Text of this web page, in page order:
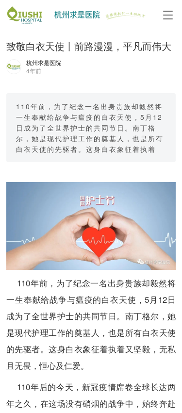
T
g
致敬白衣天使丨前路漫漫，平凡而伟大
杭州求是医院
4年前
110年前，为了纪念一名出身贵族却毅然将
一生奉献给战争与瘟疫的白衣天使，5月12
日成为了全世界护士的共同节日。南丁格
尔，她是现代护理工作的奠基人，也是所有
白衣天使的先驱者。这身白衣象征着执着
110年前，为了纪念一名出身贵族却毅然将
一生奉献给战争与瘟疫的白衣天使，5月12日
成为了全世界护士的共同节日。南丁格尔，她
是现代护理工作的奠基人，也是所有白衣天使
的先驱者。这身白衣象征着执着又坚毅，无私
且无畏，恒心及仁爱。
110年后的今天，新冠疫情席卷全球长达两
年之久，在这场没有硝烟的战争中，始终奔赴